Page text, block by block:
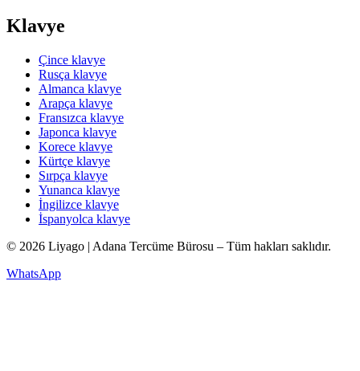
Klavye
Çince klavye
Rusça klavye
Almanca klavye
Arapça klavye
Fransızca klavye
Japonca klavye
Korece klavye
Kürtçe klavye
Sırpça klavye
Yunanca klavye
İngilizce klavye
İspanyolca klavye
© 2026 Liyago | Adana Tercüme Bürosu – Tüm hakları saklıdır.
WhatsApp